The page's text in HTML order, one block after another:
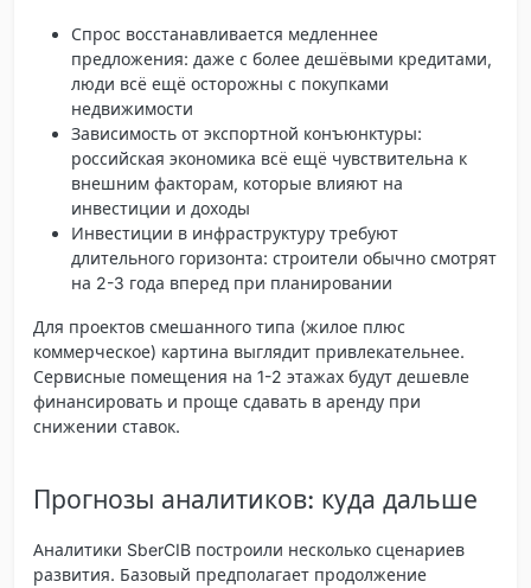
Спрос восстанавливается медленнее
предложения: даже с более дешёвыми кредитами,
люди всё ещё осторожны с покупками
недвижимости
Зависимость от экспортной конъюнктуры:
российская экономика всё ещё чувствительна к
внешним факторам, которые влияют на
инвестиции и доходы
Инвестиции в инфраструктуру требуют
длительного горизонта: строители обычно смотрят
на 2-3 года вперед при планировании
Для проектов смешанного типа (жилое плюс
коммерческое) картина выглядит привлекательнее.
Сервисные помещения на 1-2 этажах будут дешевле
финансировать и проще сдавать в аренду при
снижении ставок.
Прогнозы аналитиков: куда дальше
Аналитики SberCIB построили несколько сценариев
развития. Базовый предполагает продолжение